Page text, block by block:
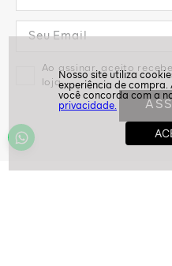
privacidade.
Ao assinar, aceito
loja